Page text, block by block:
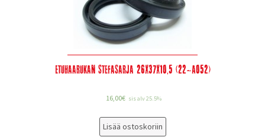
Etuhaarukan stefasarja 26x37x10,5 (22-A052)
16,00€ sis alv 25.5%
Lisää ostoskoriin